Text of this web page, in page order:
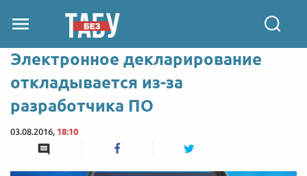
Электронное декларирование
откладывается из-за
разработчика ПО
03.08.2016, 18:10